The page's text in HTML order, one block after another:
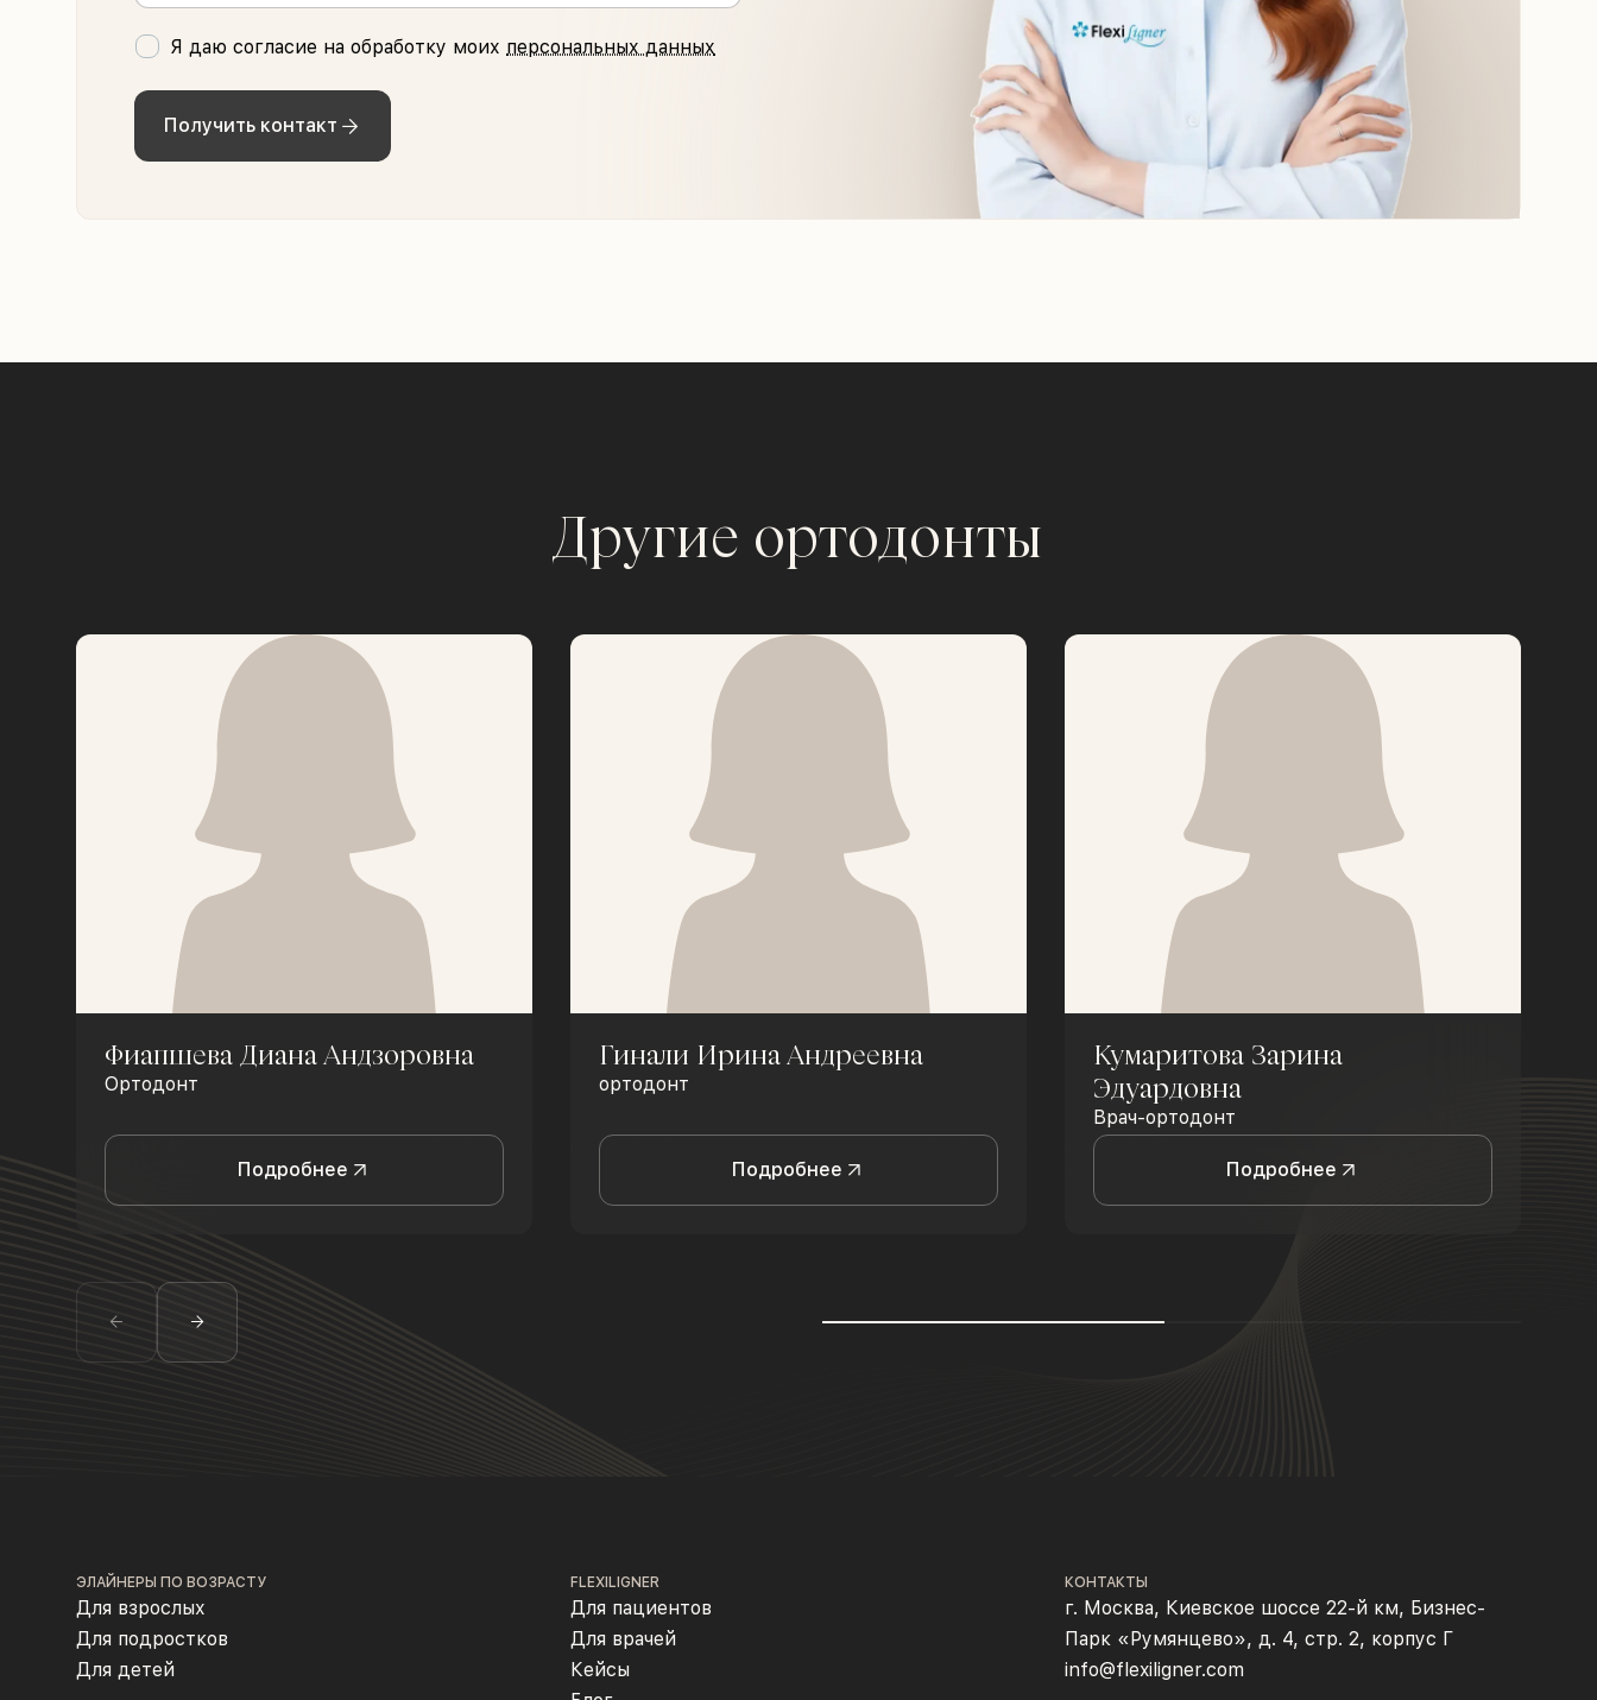
Я даю согласие на обработку моих персональных данных
Получить контакт
Другие ортодонты
Фиапшева Диана Андзоровна
Ортодонт
Подробнее
Гинали Ирина Андреевна
ортодонт
Подробнее
Кумаритова Зарина
Эдуардовна
Врач-ортодонт
Подробнее
ЭЛАЙНЕРЫ ПО ВОЗРАСТУ
Для взрослых
Для подростков
Для детей
FLEXILIGNER
Для пациентов
Для врачей
Кейсы
КОНТАКТЫ
г. Москва, Киевское шоссе 22-й км, Бизнес-
Парк «Румянцево», д. 4, стр. 2, корпус Г
info@flexiligner.com